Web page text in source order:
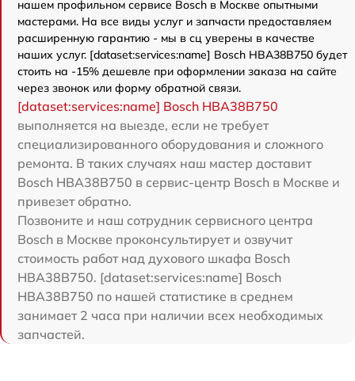
нашем профильном сервисе Bosch в Москве опытными
мастерами. На все виды услуг и запчасти предоставляем
расширенную гарантию - мы в сц уверены в качестве
наших услуг. [dataset:services:name] Bosch HBA38B750 будет
стоить на -15% дешевле при оформлении заказа на сайте
через звонок или форму обратной связи.
[dataset:services:name] Bosch HBA38B750
выполняется на выезде, если не требует
специализированного оборудования и сложного
ремонта. В таких случаях наш мастер доставит
Bosch HBA38B750 в сервис-центр Bosch в Москве и
привезет обратно.
Позвоните и наш сотрудник сервисного центра
Bosch в Москве проконсультирует и озвучит
стоимость работ над духового шкафа Bosch
HBA38B750. [dataset:services:name] Bosch
HBA38B750 по нашей статистике в среднем
занимает 2 часа при наличии всех необходимых
запчастей.